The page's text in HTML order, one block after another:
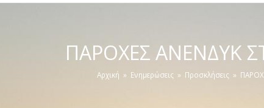
ΠΑΡΟΧΕΣ ΑΝΕΝΔΥΚ
Αρχική » Ενημερώσεις » Προσκλήσεις »